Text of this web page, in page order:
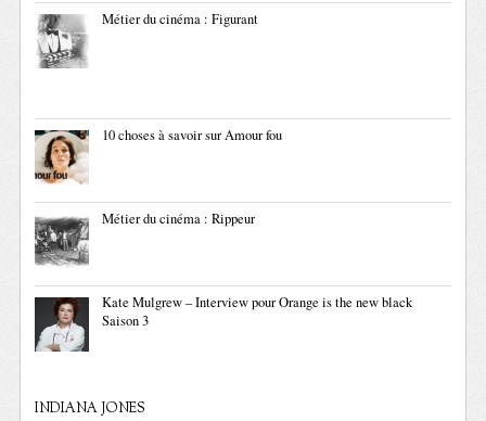
Métier du cinéma : Figurant
10 choses à savoir sur Amour fou
Métier du cinéma : Rippeur
Kate Mulgrew – Interview pour Orange is the new black
Saison 3
INDIANA JONES